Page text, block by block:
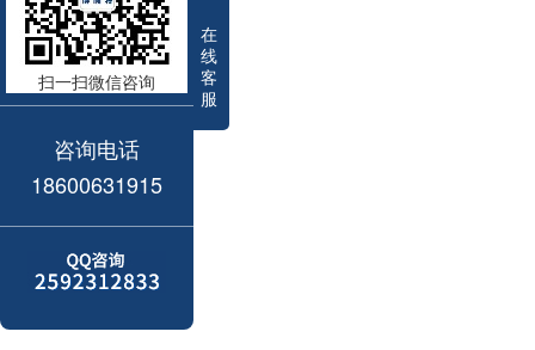
在
线
客
服
扫一扫微信咨询
咨询电话
18600631915